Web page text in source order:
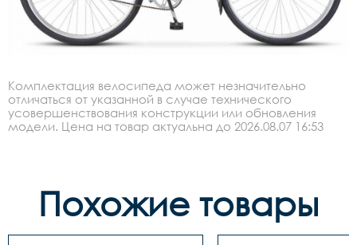
Комплектация велосипеда может незначительно
отличаться от указанной в случае технического
усовершенствования конструкции или обновления
модели. Цена на товар актуальна до 2026.08.07 16:53
Похожие товары